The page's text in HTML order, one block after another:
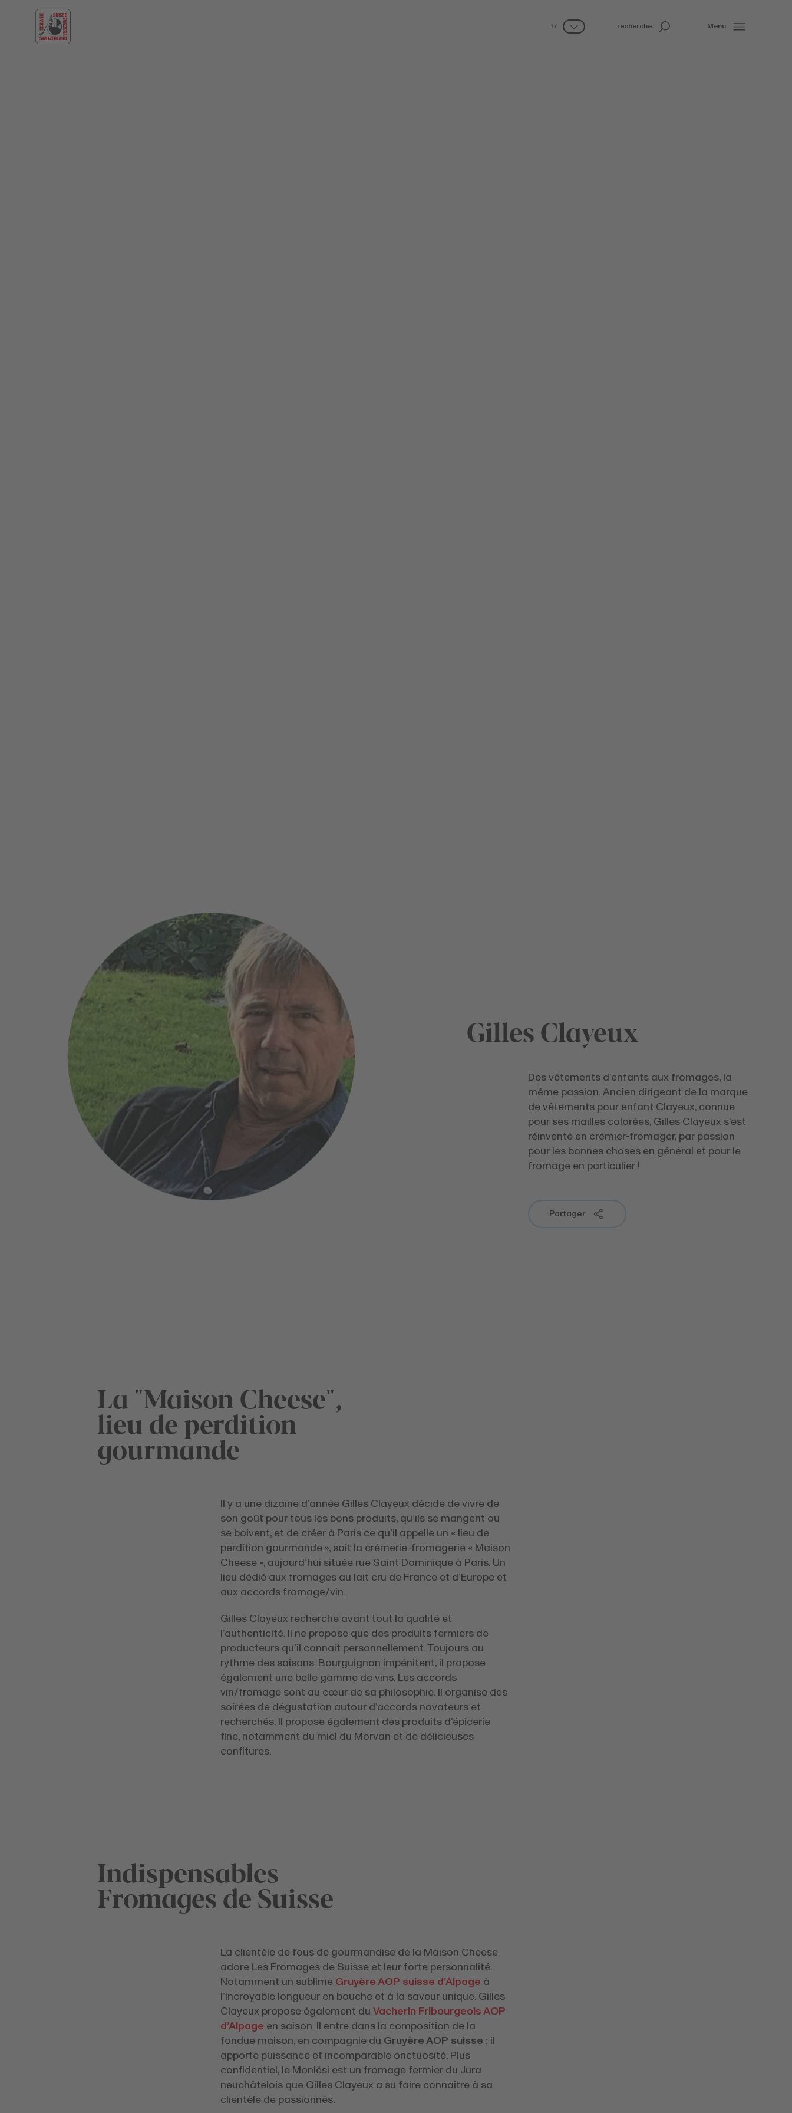
Gilles Clayeux
Des vêtements d’enfants aux fromages, la
même passion. Ancien dirigeant de la marque
de vêtements pour enfant Clayeux, connue
pour ses mailles colorées, Gilles Clayeux s’est
réinventé en crémier-fromager, par passion
pour les bonnes choses en général et pour le
fromage en particulier !
Partager
fr recherche Menu
La "Maison Cheese",
lieu de perdition
gourmande
Il y a une dizaine d’année Gilles Clayeux décide de vivre de
son goût pour tous les bons produits, qu’ils se mangent ou
se boivent, et de créer à Paris ce qu’il appelle un « lieu de
perdition gourmande », soit la crémerie-fromagerie « Maison
Cheese », aujourd’hui située rue Saint Dominique à Paris. Un
lieu dédié aux fromages au lait cru de France et d’Europe et
aux accords fromage/vin.
Gilles Clayeux recherche avant tout la qualité et
l’authenticité. Il ne propose que des produits fermiers de
producteurs qu’il connait personnellement. Toujours au
rythme des saisons. Bourguignon impénitent, il propose
également une belle gamme de vins. Les accords
vin/fromage sont au cœur de sa philosophie. Il organise des
soirées de dégustation autour d’accords novateurs et
recherchés. Il propose également des produits d’épicerie
fine, notamment du miel du Morvan et de délicieuses
confitures.
Indispensables
Fromages de Suisse
La clientèle de fous de gourmandise de la Maison Cheese
adore Les Fromages de Suisse et leur forte personnalité.
Notamment un sublime Gruyère AOP suisse d’Alpage à
l’incroyable longueur en bouche et à la saveur unique. Gilles
Clayeux propose également du Vacherin Fribourgeois AOP
d’Alpage en saison. Il entre dans la composition de la
fondue maison, en compagnie du Gruyère AOP suisse : il
apporte puissance et incomparable onctuosité. Plus
confidentiel, le Monlési est un fromage fermier du Jura
neuchâtelois que Gilles Clayeux a su faire connaître à sa
clientèle de passionnés.